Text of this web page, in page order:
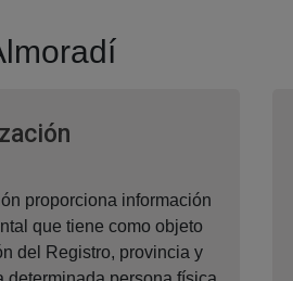
Ventana nueva
proporciona información
que tiene como objeto
del Registro, provincia y